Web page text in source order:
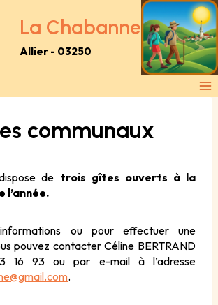
La Chabanne
Allier - 03250
communaux
de trois gîtes ouverts à la
ou pour effectuer une
pouvez contacter Céline BERTRAND
93 ou par e-mail à l’adresse
.